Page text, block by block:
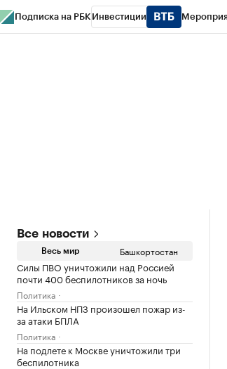
Подписка на РБК Инвестиции
Все новости
Весь мир Башкортостан
Силы ПВО уничтожили над Россией
почти 400 беспилотников за ночь
Политика
На Ильском НПЗ произошел пожар из-
за атаки БПЛА
Политика
На подлете к Москве уничтожили три
беспилотника